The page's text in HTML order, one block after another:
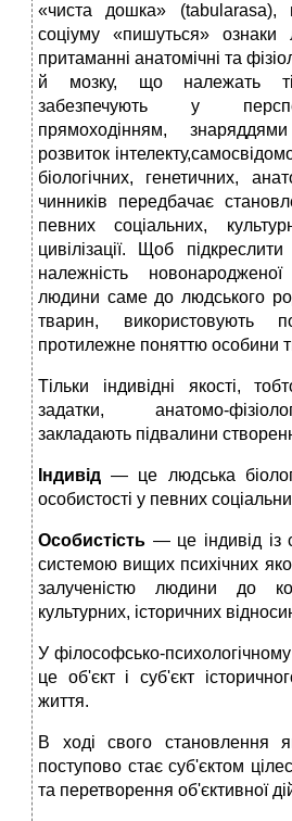
«чиста дошка» (tabularasa),
соціуму «пишуться» ознаки
притаманні анатомічні та
й мозку, що належать
забезпечують у
прямоходінням,
розвиток
біологічних, генетичних,
чинників передбачає
певних соціальних,
цивілізації. Щоб
належність
людини саме до людського
тварин, використовують
протилежне поняттю особини
Тільки індивідні якості,
задатки, анатомо-
закладають підвалини
Індивід — це людська
особистості у певних
Особистість — це індивід із
системою вищих психічних
залученістю людини до
культурних, історичних
У філософсько-
це об'єкт і суб'єкт
життя.
В ході свого становлення
поступово стає суб'єктом
та перетворення об'єктивної